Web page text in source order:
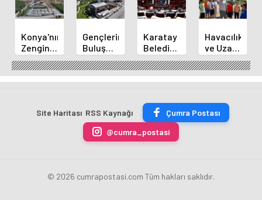
Konya'nın
Zengin
Mutfağı
GastroFest'te
Tanıtılacak
Gençlerin
Buluşma
Noktası
Talha
Bayrakçı
Yükseliyor
Karatay
Belediye
Başkanı
Kılca
Yeni
Açıkladı
Havacılık
ve Uzay
Yaz
Kursu
Başladı
Site Haritası RSS Kaynağı
Çumra Postası
@cumra_postasi
© 2026 cumrapostasi.com Tüm hakları saklıdır.